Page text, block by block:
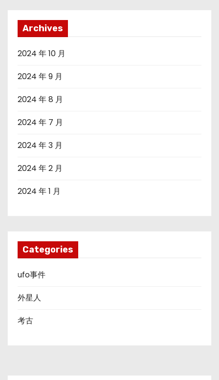
Archives
2024 年 10 月
2024 年 9 月
2024 年 8 月
2024 年 7 月
2024 年 3 月
2024 年 2 月
2024 年 1 月
Categories
ufo事件
外星人
考古